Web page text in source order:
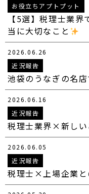
お役立ちアプトプット
【5選】税理士業
当に大切なこと
2026.06.26
近況報告
池袋のうなぎの名
2026.06.16
近況報告
税理士業界×新しい
2026.06.05
近況報告
税理士×上場企業と